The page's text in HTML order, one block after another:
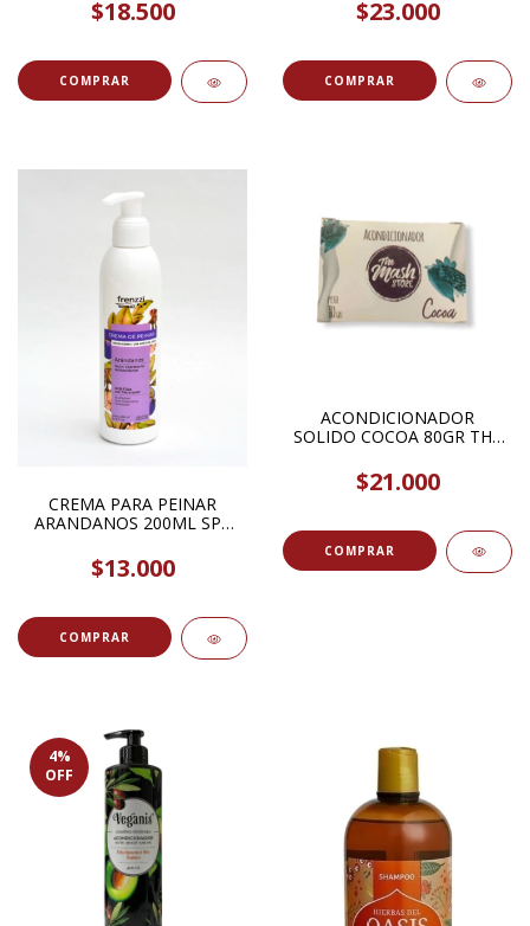
$18.500 $23.000
CREMA PARA PEINAR
ARANDANOS 200ML SPA
$13.000
ACONDICIONADOR
SOLIDO COCOA 80GR THE
$21.000
4%
OFF